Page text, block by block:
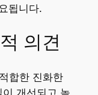
됩니다.
의견
합한 진화한
개선되고 높